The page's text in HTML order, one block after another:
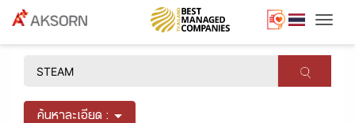
ค้นหาละเอียด :